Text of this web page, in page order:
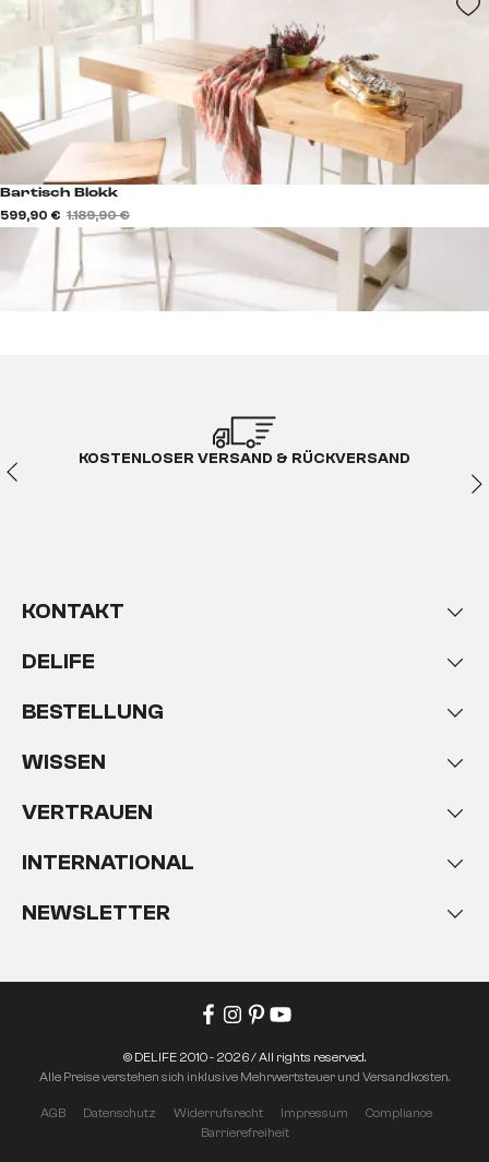
Bartisch Blokk
599,90 € 1.189,90 €
KOSTENLOSER VERSAND & RÜCKVERSAND
KONTAKT
DELIFE
BESTELLUNG
WISSEN
VERTRAUEN
INTERNATIONAL
NEWSLETTER
AGB Datenschutz Widerrufsrecht Impressum
Compliance
Barrierefreiheit
© DELIFE 2010 - 2026 / All rights reserved.
Alle Preise verstehen sich inklusive Mehrwertsteuer und Versandkosten.